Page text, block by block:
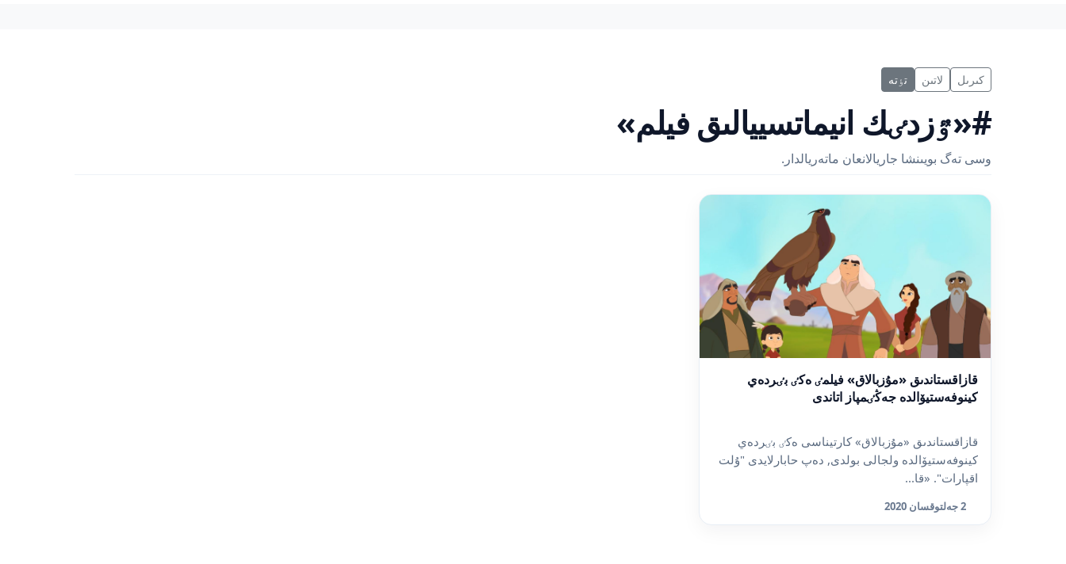
كىرىل لاتىن تٶتە
#«ٷزدٸك انيماتسييالىق فيلم»
وسى تەگ بويىنشا جاريالانعان ماتەريالدار.
قازاقستاندىق «مۇزبالاق» فيلمٸ ەكٸ بٸردەي
كينوفەستيۆالدە جەڭٸمپاز اتاندى
قازاقستاندىق «مۇزبالاق» كارتيناسى ەكٸ بٸردەي
كينوفەستيۆالدە ولجالى بولدى, دەپ حابارلايدى "ۇلت
اقپارات". «قا...
2 جەلتوقسان 2020